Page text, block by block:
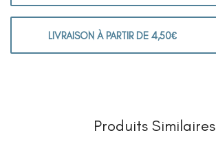
LIVRAISON À PARTIR DE 4,50€
Produits Similaires